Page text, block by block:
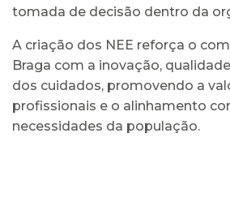
tomada de decisão dentro da
A criação dos NEE reforça o
Braga com a inovação,
dos cuidados, promovendo a
profissionais e o alinhamento
necessidades da população.